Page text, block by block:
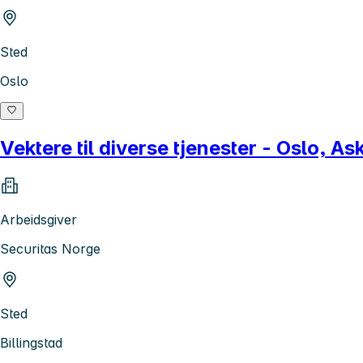
Sted
Oslo
Vektere til diverse tjenester - Oslo,
Arbeidsgiver
Securitas Norge
Sted
Billingstad